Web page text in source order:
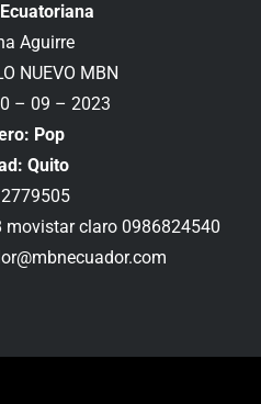
Aguirre
NUEVO MBN
– 09 – 2023
Pop
Quito
2779505
movistar claro 0986824540